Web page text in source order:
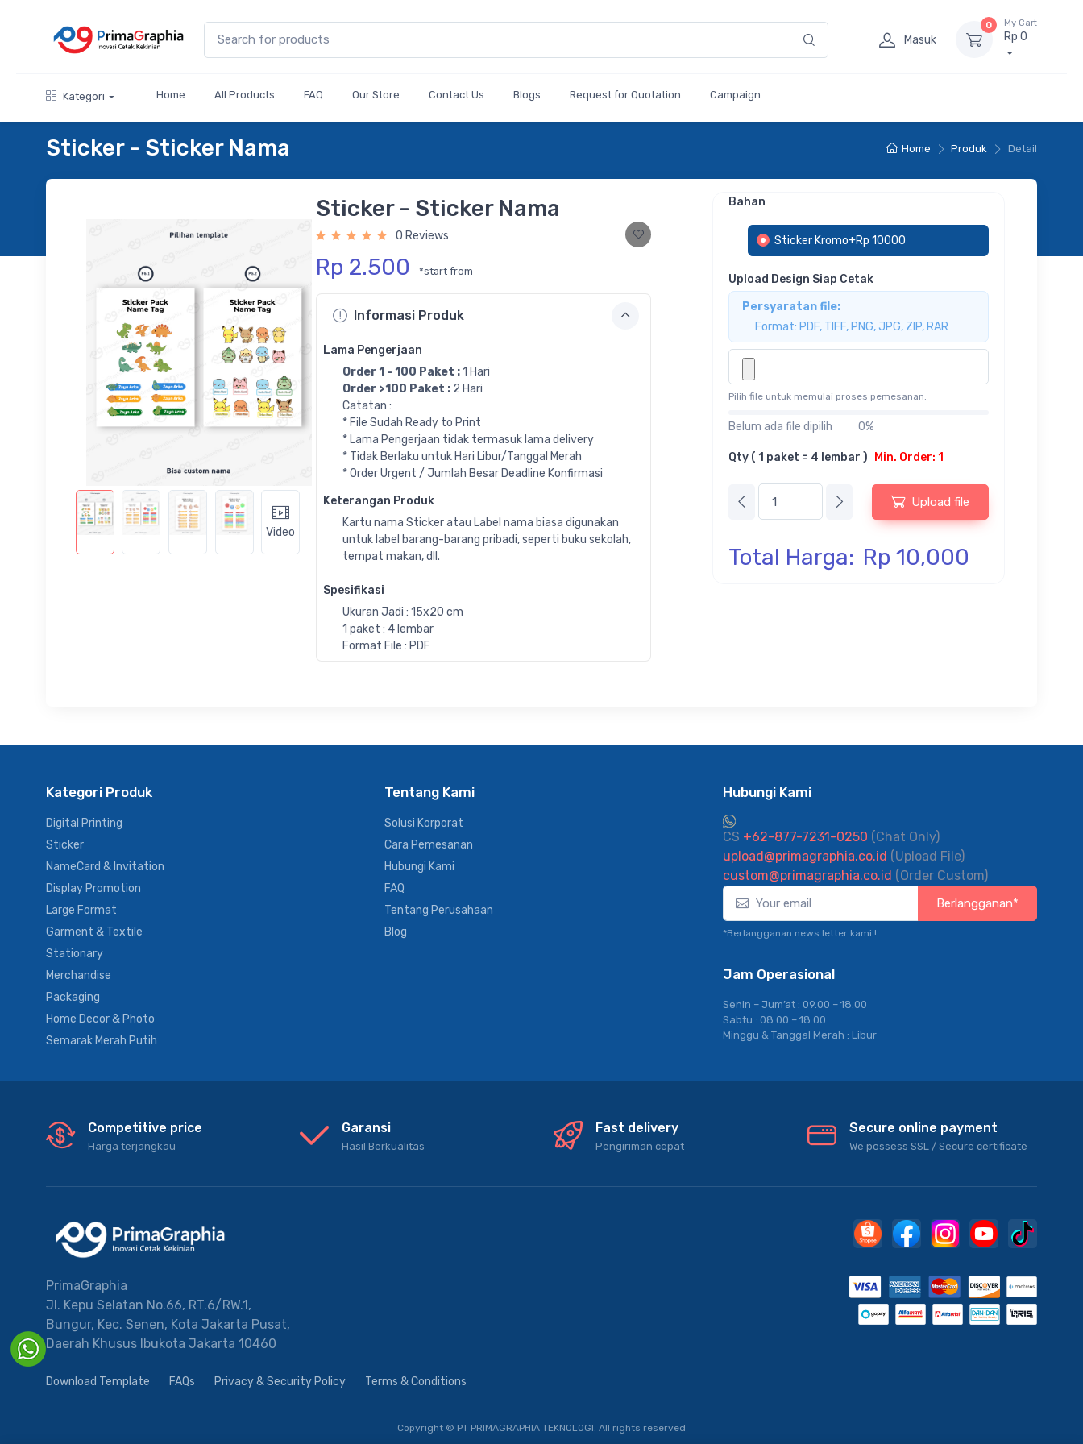
Masuk
0 My Cart
Rp 0
Kategori Home All Products FAQ Our Store Contact Us Blogs Request for Quotation Campaign
Home Produk Detail
Sticker - Sticker Nama
Video
Sticker - Sticker Nama
0 Reviews
Rp 2.500 *start from
Informasi Produk
Lama Pengerjaan
Order 1 - 100 Paket :1 Hari
Order >100 Paket : 2 Hari
Catatan :
* File Sudah Ready to Print
* Lama Pengerjaan tidak termasuk lama delivery
* Tidak Berlaku untuk Hari Libur/Tanggal Merah
* Order Urgent / Jumlah Besar Deadline Konfirmasi
Keterangan Produk
Kartu nama Sticker atau Label nama biasa digunakan
untuk label barang-barang pribadi, seperti buku sekolah,
tempat makan, dll.
Spesifikasi
Ukuran Jadi : 15x20 cm
1 paket : 4 lembar
Format File : PDF
Bahan
Sticker Kromo+Rp 10000
Upload Design Siap Cetak
Persyaratan file:
Format: PDF, TIFF, PNG, JPG, ZIP, RAR
Pilih file untuk memulai proses pemesanan.
0%
Belum ada file dipilih
Qty ( 1 paket = 4 lembar ) Min. Order: 1
Upload file
Total Harga: Rp 10,000
Kategori Produk
Digital Printing
Sticker
NameCard & Invitation
Display Promotion
Large Format
Garment & Textile
Stationary
Merchandise
Packaging
Home Decor & Photo
Semarak Merah Putih
Tentang Kami
Solusi Korporat
Cara Pemesanan
Hubungi Kami
FAQ
Tentang Perusahaan
Blog
Hubungi Kami
CS +62-877-7231-0250 (Chat Only)
upload@primagraphia.co.id (Upload File)
custom@primagraphia.co.id (Order Custom)
Berlangganan*
*Berlangganan news letter kami !.
Jam Operasional
Senin – Jum’at : 09.00 – 18.00
Sabtu : 08.00 – 18.00
Minggu & Tanggal Merah : Libur
Competitive price
Harga terjangkau
Garansi
Hasil Berkualitas
Fast delivery
Pengiriman cepat
Secure online payment
We possess SSL / Secure сertificate
PrimaGraphia
Jl. Kepu Selatan No.66, RT.6/RW.1,
Bungur, Kec. Senen, Kota Jakarta Pusat,
Daerah Khusus Ibukota Jakarta 10460
Download Template FAQs Privacy & Security Policy Terms & Conditions
Copyright © PT PRIMAGRAPHIA TEKNOLOGI. All rights reserved